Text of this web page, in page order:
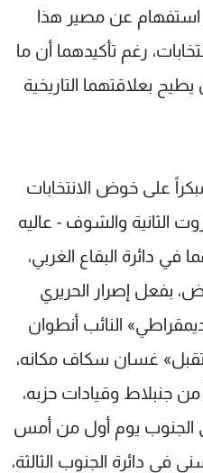
استفهام عن مصير هذا
رغم تأكيدهما أن ما
بعلاقتهما التاريخية
على خوض الانتخابات
الثانية والشوف - عاليه
دائرة البقاع الغربي،
بفعل إصرار الحريري
النائب أنطوان
غسان سكاف مكانه،
من جنبلاط وقيادات حزبه،
الجنوب يوم أول من أمس
دائرة الجنوب الثالثة،